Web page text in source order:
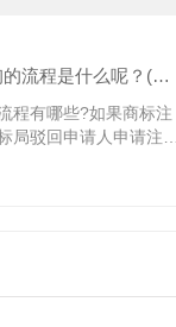
韩国商标查询的流程是什么呢？(如何查询韩国商标)
程有哪些?如果商标注
局驳回申请人申请注册
、